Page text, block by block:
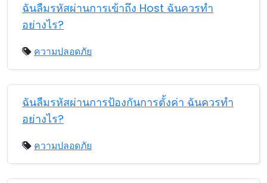
ฉันลืมรหัสผ่านการเข้าถึง Host ฉันควรทำ
อย่างไร?
ความปลอดภัย
ฉันลืมรหัสผ่านการป้องกันการตั้งค่า ฉันควรทำ
อย่างไร?
ความปลอดภัย